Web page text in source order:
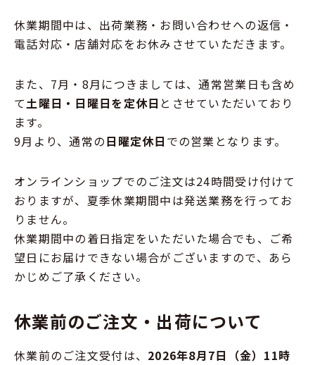
休業期間中は、出荷業務・お問い合わせへの返信・
電話対応・店舗対応をお休みさせていただきます。
また、7月・8月につきましては、通常営業日も含め
て土曜日・日曜日を定休日 とさせていただいており
ます。
9月より、通常の日曜定休日 での営業となります。
オンラインショップでのご注文は24時間受け付けて
おりますが、夏季休業期間中は発送業務を行ってお
りません。
休業期間中の着日指定をいただいた場合でも、ご希
望日にお届けできない場合がございますので、あら
かじめご了承ください。
休業前のご注文・出荷について
休業前のご注文受付は、 2026年8月7日（金）11時